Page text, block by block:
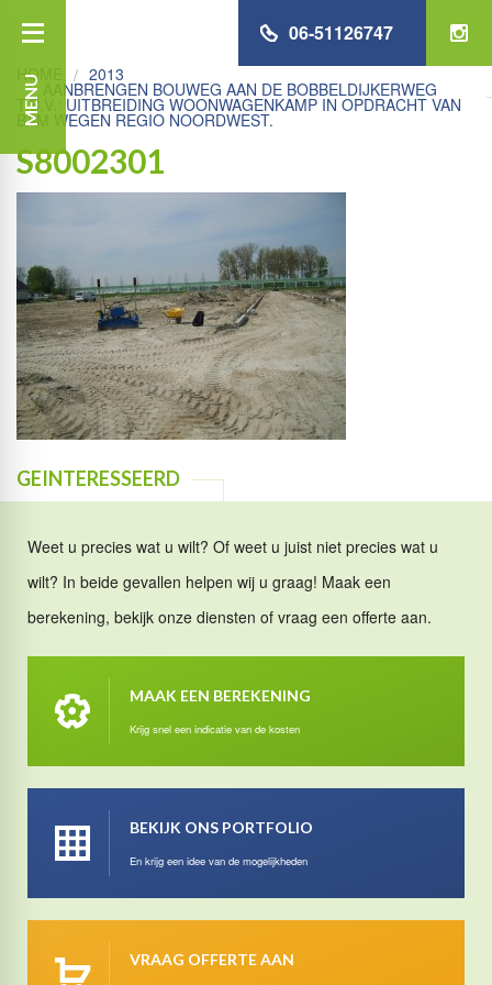
MENU
06-51126747
HOME 2013
AANBRENGEN BOUWEG AAN DE BOBBELDIJKERWEG
T.B.V.: UITBREIDING WOONWAGENKAMP IN OPDRACHT VAN
BAM WEGEN REGIO NOORDWEST.
S8002301
GEINTERESSEERD
Weet u precies wat u wilt? Of weet u juist niet precies wat u
wilt? In beide gevallen helpen wij u graag! Maak een
berekening, bekijk onze diensten of vraag een offerte aan.
MAAK EEN BEREKENING
Krijg snel een indicatie van de kosten
BEKIJK ONS PORTFOLIO
En krijg een idee van de mogelijkheden
VRAAG OFFERTE AAN